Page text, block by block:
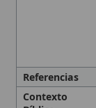
Histórico